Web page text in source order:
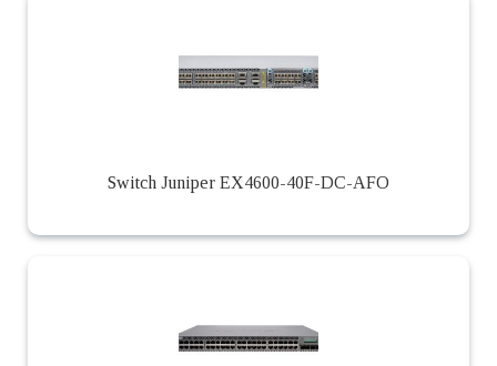
Switch Juniper EX4600-40F-DC-AFO